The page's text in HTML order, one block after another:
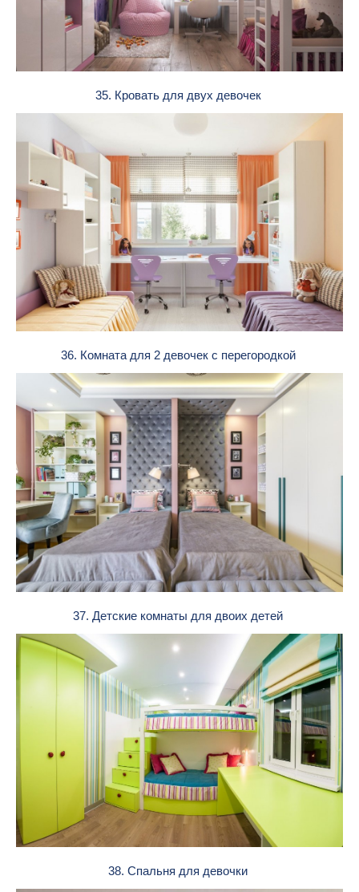
35. Кровать для двух девочек
36. Комната для 2 девочек с перегородкой
37. Детские комнаты для двоих детей
38. Спальня для девочки